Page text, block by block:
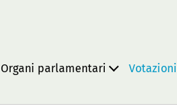
Organi parlamentari Votazioni